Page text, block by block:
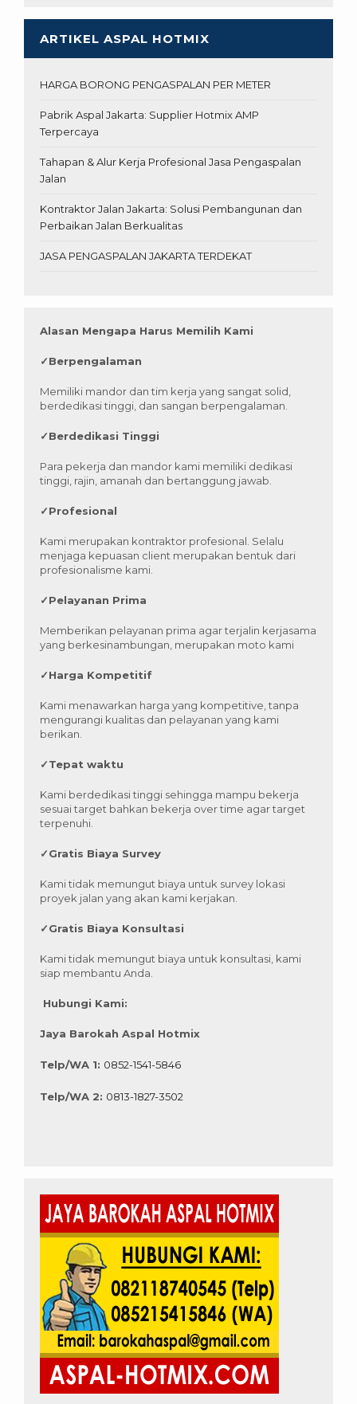
ARTIKEL ASPAL HOTMIX
HARGA BORONG PENGASPALAN PER METER
Pabrik Aspal Jakarta: Supplier Hotmix AMP
Terpercaya
Tahapan & Alur Kerja Profesional Jasa Pengaspalan
Jalan
Kontraktor Jalan Jakarta: Solusi Pembangunan dan
Perbaikan Jalan Berkualitas
JASA PENGASPALAN JAKARTA TERDEKAT
Alasan Mengapa Harus Memilih Kami
✓Berpengalaman
Memiliki mandor dan tim kerja yang sangat solid,
berdedikasi tinggi, dan sangan berpengalaman.
✓Berdedikasi Tinggi
Para pekerja dan mandor kami memiliki dedikasi
tinggi, rajin, amanah dan bertanggung jawab.
✓Profesional
Kami merupakan kontraktor profesional. Selalu
menjaga kepuasan client merupakan bentuk dari
profesionalisme kami.
✓Pelayanan Prima
Memberikan pelayanan prima agar terjalin kerjasama
yang berkesinambungan, merupakan moto kami
✓Harga Kompetitif
Kami menawarkan harga yang kompetitive, tanpa
mengurangi kualitas dan pelayanan yang kami
berikan.
✓Tepat waktu
Kami berdedikasi tinggi sehingga mampu bekerja
sesuai target bahkan bekerja over time agar target
terpenuhi.
✓Gratis Biaya Survey
Kami tidak memungut biaya untuk survey lokasi
proyek jalan yang akan kami kerjakan.
✓Gratis Biaya Konsultasi
Kami tidak memungut biaya untuk konsultasi, kami
siap membantu Anda.
Hubungi Kami:
Jaya Barokah Aspal Hotmix
Telp/WA 1: 0852-1541-5846
Telp/WA 2: 0813-1827-3502